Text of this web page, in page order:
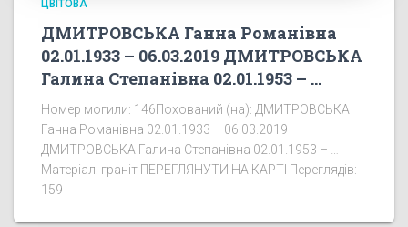
ЦВІТОВА
ДМИТРОВСЬКА Ганна Романівна
02.01.1933 – 06.03.2019 ДМИТРОВСЬКА
Галина Степанівна 02.01.1953 – …
Номер могили: 146Похований (на): ДМИТРОВСЬКА
Ганна Романівна 02.01.1933 – 06.03.2019
ДМИТРОВСЬКА Галина Степанівна 02.01.1953 – …
Матеріал: граніт ПЕРЕГЛЯНУТИ НА КАРТІ Переглядів:
159